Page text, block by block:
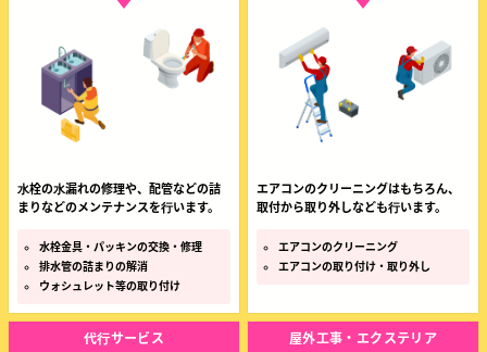
⽔栓の⽔漏れの修理や、配管などの詰
まりなどのメンテナンスを⾏います。
水栓金具・パッキンの交換・修理
排水管の詰まりの解消
ウォシュレット等の取り付け
エアコンのクリーニングはもちろん、
取付から取り外しなども⾏います。
エアコンのクリーニング
エアコンの取り付け・取り外し
代⾏サービス 屋外工事・エクステリア